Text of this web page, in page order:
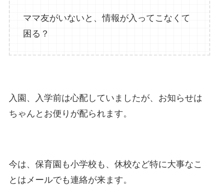
ママ友がいないと、情報が入ってこなくて
困る？
入園、入学前は心配していましたが、お知らせは
ちゃんとお便りが配られます。
今は、保育園も小学校も、休校など特に大事なこ
とはメールでも連絡が来ます。